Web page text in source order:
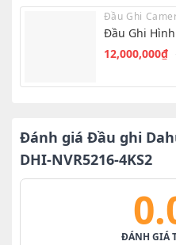
là:
1,999,000₫.
tại
là:
Đầu Ghi
Đầu Ghi Hình
NVR 32 Kênh
Giá
12,000,000₫
Giá
12,000,000₫.
Đánh giá Đầu ghi
DHI-NVR5216-4KS2
ĐÁNH GIÁ